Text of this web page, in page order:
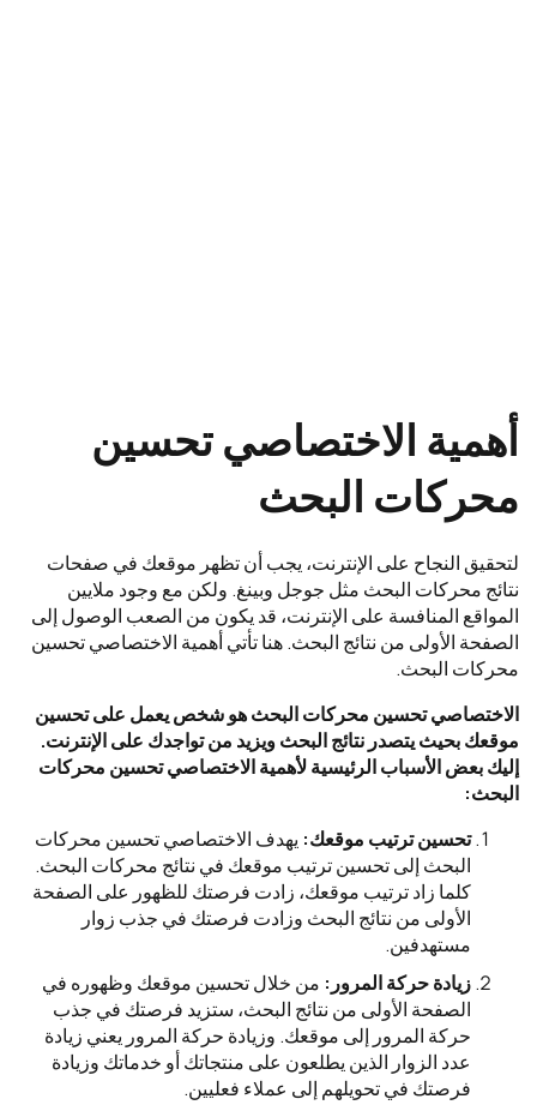
أهمية الاختصاصي تحسين
محركات البحث
لتحقيق النجاح على الإنترنت، يجب أن تظهر موقعك في صفحات
نتائج محركات البحث مثل جوجل وبينغ. ولكن مع وجود ملايين
المواقع المنافسة على الإنترنت، قد يكون من الصعب الوصول إلى
الصفحة الأولى من نتائج البحث. هنا تأتي أهمية الاختصاصي تحسين
محركات البحث.
الاختصاصي تحسين محركات البحث هو شخص يعمل على تحسين
موقعك بحيث يتصدر نتائج البحث ويزيد من تواجدك على الإنترنت.
إليك بعض الأسباب الرئيسية لأهمية الاختصاصي تحسين محركات
البحث:
تحسين ترتيب موقعك: يهدف الاختصاصي تحسين محركات
البحث إلى تحسين ترتيب موقعك في نتائج محركات البحث.
كلما زاد ترتيب موقعك، زادت فرصتك للظهور على الصفحة
الأولى من نتائج البحث وزادت فرصتك في جذب زوار
مستهدفين.
زيادة حركة المرور: من خلال تحسين موقعك وظهوره في
الصفحة الأولى من نتائج البحث، ستزيد فرصتك في جذب
حركة المرور إلى موقعك. وزيادة حركة المرور يعني زيادة
عدد الزوار الذين يطلعون على منتجاتك أو خدماتك وزيادة
فرصتك في تحويلهم إلى عملاء فعليين.